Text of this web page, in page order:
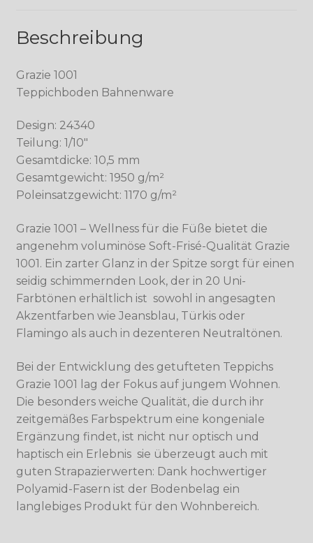
Beschreibung
Grazie 1001
Teppichboden Bahnenware
Design: 24340
Teilung: 1/10″
Gesamtdicke: 10,5 mm
Gesamtgewicht: 1950 g/m²
Poleinsatzgewicht: 1170 g/m²
Grazie 1001 – Wellness für die Füße bietet die
angenehm voluminöse Soft-Frisé-Qualität Grazie
1001. Ein zarter Glanz in der Spitze sorgt für einen
seidig schimmernden Look, der in 20 Uni-
Farbtönen erhältlich ist  sowohl in angesagten
Akzentfarben wie Jeansblau, Türkis oder
Flamingo als auch in dezenteren Neutraltönen.
Bei der Entwicklung des getufteten Teppichs
Grazie 1001 lag der Fokus auf jungem Wohnen.
Die besonders weiche Qualität, die durch ihr
zeitgemäßes Farbspektrum eine kongeniale
Ergänzung findet, ist nicht nur optisch und
haptisch ein Erlebnis  sie überzeugt auch mit
guten Strapazierwerten: Dank hochwertiger
Polyamid-Fasern ist der Bodenbelag ein
langlebiges Produkt für den Wohnbereich.